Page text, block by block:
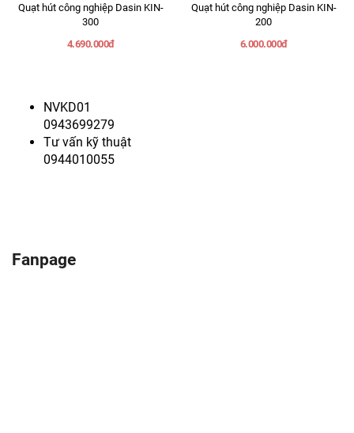
Quạt hút công nghiệp Dasin KIN-
300
4.690.000đ
Quạt hút công nghiệp Dasin KIN-
200
6.000.000đ
NVKD01
0943699279
Tư vấn kỹ thuật
0944010055
Fanpage